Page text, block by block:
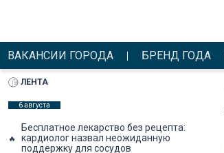
ВАКАНСИИ ГОРОДА БРЕНД ГОДА
ЛЕНТА
6 августа
Бесплатное лекарство без рецепта:
кардиолог назвал неожиданную
поддержку для сосудов